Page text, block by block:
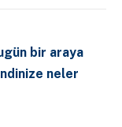
bir araya
neler